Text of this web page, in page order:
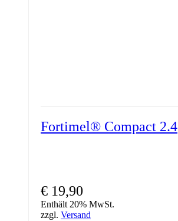
Fortimel® Compact 2.4
€ 19,90
Enthält 20% MwSt.
zzgl. Versand